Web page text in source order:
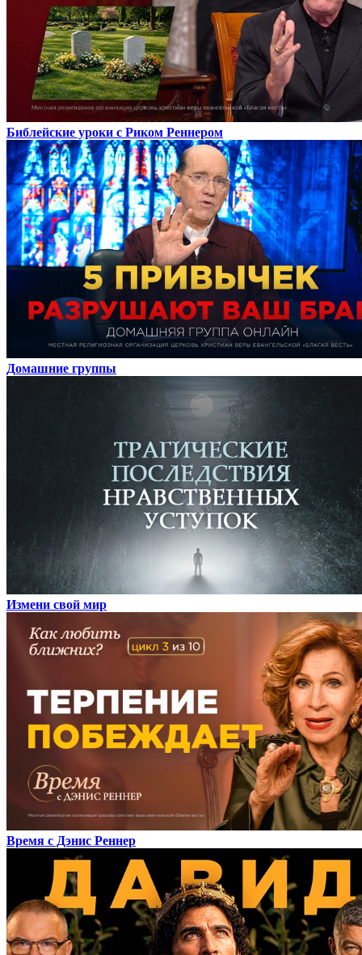
Библейские уроки с Риком Реннером
Домашние группы
Измени свой мир
Время с Дэнис Реннер